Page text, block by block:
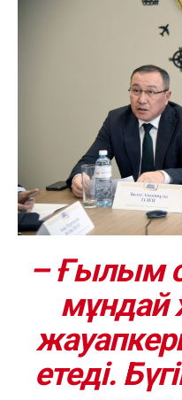
– Ғылым
мұндай
етеді.